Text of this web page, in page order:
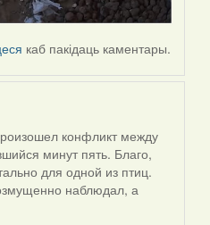
каб пакідаць каментары.
конфликт между
минут пять. Благо,
для одной из птиц.
наблюдал, а